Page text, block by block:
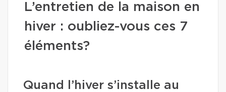
L’entretien de la maison en
hiver : oubliez-vous ces 7
éléments?
Quand l’hiver s’installe au